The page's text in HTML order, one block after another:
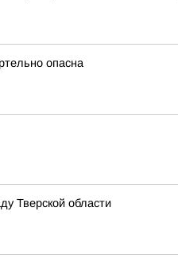
опасна
Тверской области